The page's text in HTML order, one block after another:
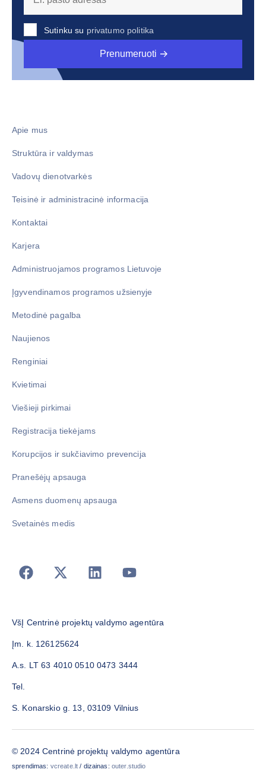
Sutinku su privatumo politika
Prenumeruoti
Apie mus
Struktūra ir valdymas
Vadovų dienotvarkės
Teisinė ir administracinė informacija
Kontaktai
Karjera
Administruojamos programos Lietuvoje
Įgyvendinamos programos užsienyje
Metodinė pagalba
Naujienos
Renginiai
Kvietimai
Viešieji pirkimai
Registracija tiekėjams
Korupcijos ir sukčiavimo prevencija
Pranešėjų apsauga
Asmens duomenų apsauga
Svetainės medis
VšĮ Centrinė projektų valdymo agentūra
Įm. k. 126125624
A.s. LT 63 4010 0510 0473 3444
Tel.
S. Konarskio g. 13, 03109 Vilnius
© 2024 Centrinė projektų valdymo agentūra
sprendimas: vcreate.lt / dizainas: outer.studio